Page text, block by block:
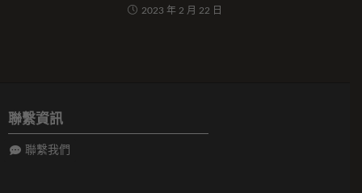
2023 年 2 月 22 日
聯繫資訊
聯繫我們